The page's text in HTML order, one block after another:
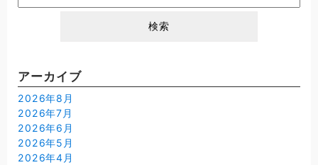
索:
アーカイブ
2026年8月
2026年7月
2026年6月
2026年5月
2026年4月